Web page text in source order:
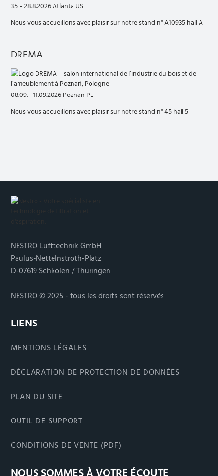
35. - 28.8.2026 Atlanta US
Nous vous accueillons avec plaisir sur notre stand n° A10935 hall A
DREMA
08.09. - 11.09.2026 Poznan PL
Nous vous accueillons avec plaisir sur notre stand n° 45 hall 5
NESTRO Lufttechnik GmbH
Paulus-Nettelnstroth-Platz
D-07619 Schkölen / Thüringen
NESTRO © 2025 - tous les droits sont réservés
LIENS
MENTIONS LÉGALES
DÉCLARATION DE PROTECTION DE DONNÉES
PLAN DU SITE
OUTIL DE SUPPORT
CONDITIONS DE VENTE (PDF)